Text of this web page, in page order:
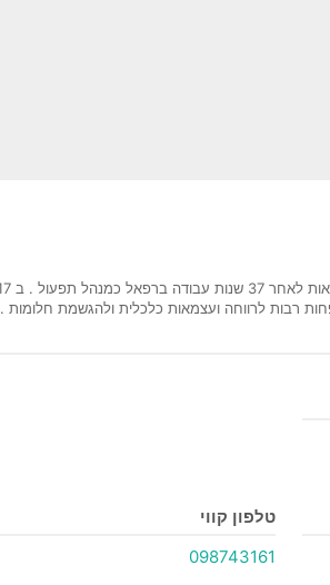
רבות לרווחה ועצמאות כלכלית ולהגשמת חלומות .
טלפון קווי
098743161